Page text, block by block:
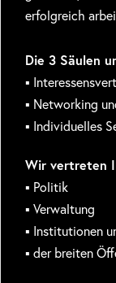
erfolgreich
Die 3 Säulen
▪
▪ Networking
▪ Individuelles
Wir vertreten
▪ Politik
▪ Verwaltung
▪ Institutionen
▪ der breiten